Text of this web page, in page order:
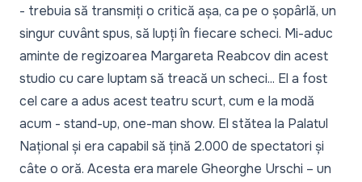
- trebuia să transmiți o critică așa, ca pe o șopârlă, un
singur cuvânt spus, să lupți în fiecare scheci. Mi-aduc
aminte de regizoarea Margareta Reabcov din acest
studio cu care luptam să treacă un scheci... El a fost
cel care a adus acest teatru scurt, cum e la modă
acum - stand-up, one-man show. El stătea la Palatul
Național și era capabil să țină 2.000 de spectatori și
câte o oră. Acesta era marele Gheorghe Urschi – un